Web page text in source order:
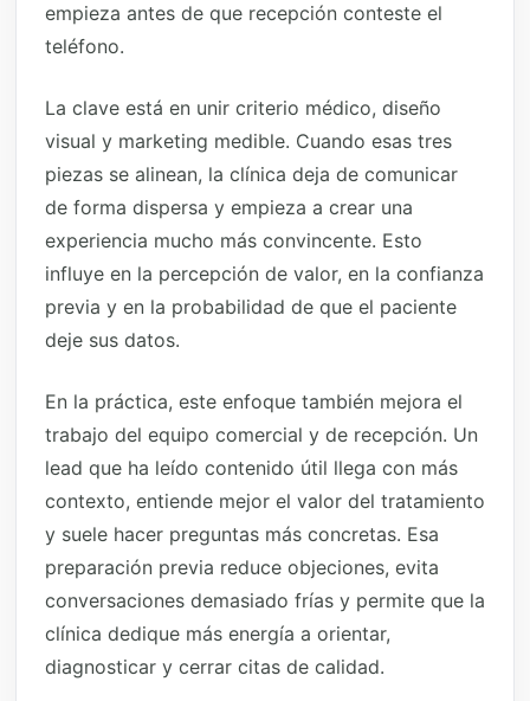
empieza antes de que recepción conteste el
teléfono.
La clave está en unir criterio médico, diseño
visual y marketing medible. Cuando esas tres
piezas se alinean, la clínica deja de comunicar
de forma dispersa y empieza a crear una
experiencia mucho más convincente. Esto
influye en la percepción de valor, en la confianza
previa y en la probabilidad de que el paciente
deje sus datos.
En la práctica, este enfoque también mejora el
trabajo del equipo comercial y de recepción. Un
lead que ha leído contenido útil llega con más
contexto, entiende mejor el valor del tratamiento
y suele hacer preguntas más concretas. Esa
preparación previa reduce objeciones, evita
conversaciones demasiado frías y permite que la
clínica dedique más energía a orientar,
diagnosticar y cerrar citas de calidad.